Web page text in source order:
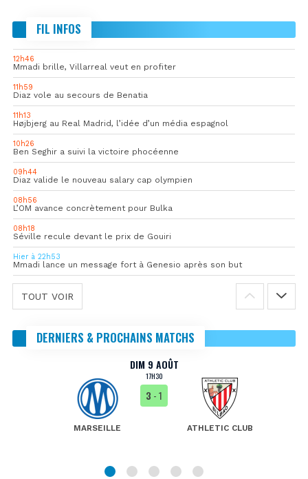
FIL INFOS
12h46
Mmadi brille, Villarreal veut en profiter
11h59
Diaz vole au secours de Benatia
11h13
Højbjerg au Real Madrid, l’idée d’un média espagnol
10h26
Ben Seghir a suivi la victoire phocéenne
09h44
Diaz valide le nouveau salary cap olympien
08h56
L’OM avance concrètement pour Bulka
08h18
Séville recule devant le prix de Gouiri
Hier à 22h53
Mmadi lance un message fort à Genesio après son but
TOUT VOIR
DERNIERS & PROCHAINS MATCHS
DIM 9 AOÛT
17H30
MARSEILLE
3 - 1
ATHLETIC CLUB